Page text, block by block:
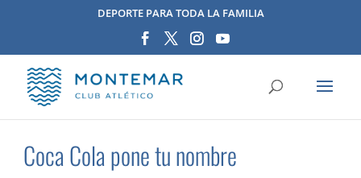
DEPORTE PARA TODA LA FAMILIA
Coca Cola pone tu nombre